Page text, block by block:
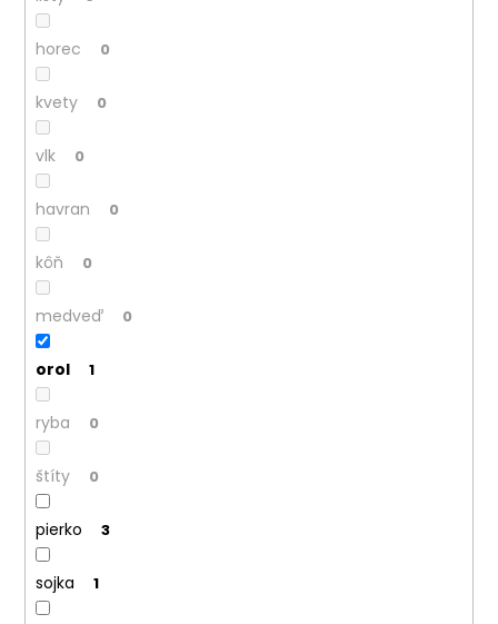
horec 0
kvety 0
vlk 0
havran 0
kôň 0
medveď 0
orol 1
ryba 0
štíty 0
pierko 3
sojka 1